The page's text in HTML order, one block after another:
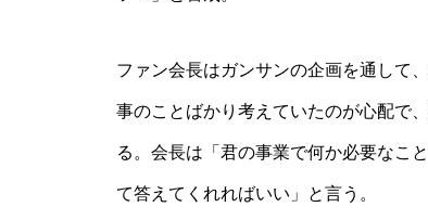
ファン会長はガンサンの企画を通して
事のことばかり考えていたのが心配で
る。会長は「君の事業で何か必要なこ
て答えてくれればいい」と言う。